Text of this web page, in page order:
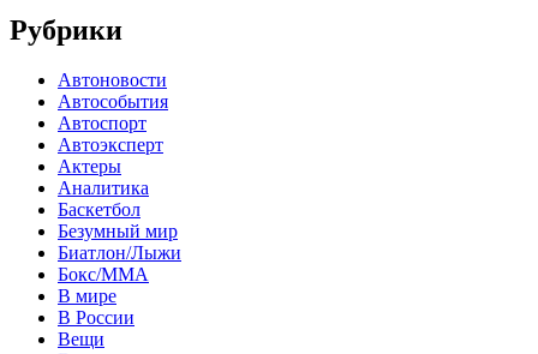
Рубрики
Автоновости
Автособытия
Автоспорт
Автоэксперт
Актеры
Аналитика
Баскетбол
Безумный мир
Биатлон/Лыжи
Бокс/MMA
В мире
В России
Вещи